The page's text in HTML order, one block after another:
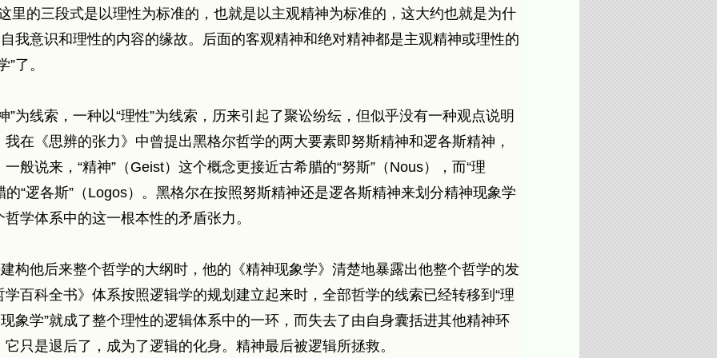
里的三段式是以理性为标准的，也就是以主观精神为标准的，这大约也就是为什
我意识和理性的内容的缘故。后面的客观精神和绝对精神都是主观精神或理性的
了。
”为线索，一种以“理性”为线索，历来引起了聚讼纷纭，但似乎没有一种观点说明
在《思辨的张力》中曾提出黑格尔哲学的两大要素即努斯精神和逻各斯精神，
般说来，“精神”（Geist）这个概念更接近古希腊的“努斯”（Nous），而“理
“逻各斯”（Logos）。黑格尔在按照努斯精神还是逻各斯精神来划分精神现象学
学体系中的这一根本性的矛盾张力。
构他后来整个哲学的大纲时，他的《精神现象学》清楚地暴露出他整个哲学的发
百科全书》体系按照逻辑学的规划建立起来时，全部哲学的线索已经转移到“理
象学”就成了整个理性的逻辑体系中的一环，而失去了由自身囊括进其他精神环
只是退后了，成为了逻辑的化身。精神最后被逻辑所拯救。